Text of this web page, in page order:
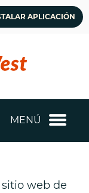
APLICACIÓN
MENÚ
web de